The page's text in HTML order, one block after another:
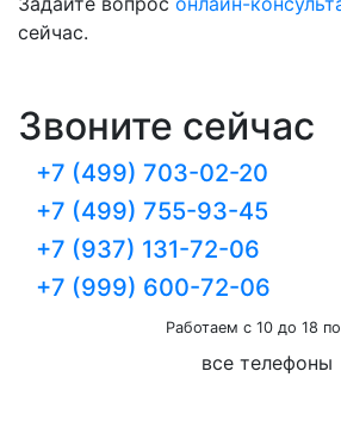
сейчас.
Звоните сейчас
+7 (499) 703-02-20
+7 (499) 755-93-45
+7 (937) 131-72-06
+7 (999) 600-72-06
Работаем с 10 до 18
все телефоны